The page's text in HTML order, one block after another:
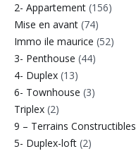
2- Appartement (156)
Mise en avant (74)
Immo ile maurice (52)
3- Penthouse (44)
4- Duplex (13)
6- Townhouse (3)
Triplex (2)
9 – Terrains Constructibles
5- Duplex-loft (2)